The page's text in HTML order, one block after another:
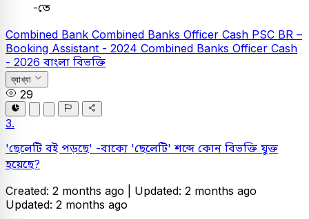
-তে
Combined Bank Combined Banks Officer Cash PSC BR –
Booking Assistant - 2024 Combined Banks Officer Cash
- 2026 বাংলা বিভক্তি
ব্যাখ্যা
29
3.
'ছেলেটি বই পড়ছে' -বাক্যে 'ছেলেটি' শব্দে কোন বিভক্তি যুক্ত
হয়েছে?
Created: 2 months ago | Updated: 2 months ago
Updated: 2 months ago